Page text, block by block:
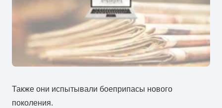
Также они испытывали боеприпасы нового
поколения.